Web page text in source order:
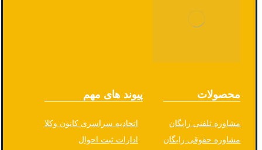
محصولات
مشاوره تلفنی رایگان
مشاوره حقوقی رایگان
پیوند های مهم
اتحادیه سراسری کانون وکلا
ادارات ثبت احوال